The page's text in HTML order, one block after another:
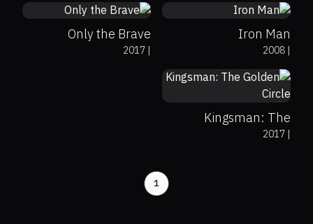
Iron Man
|
2008
Only the Brave
|
2017 6.7
Kingsman: The
Golden Circle|
2017
1